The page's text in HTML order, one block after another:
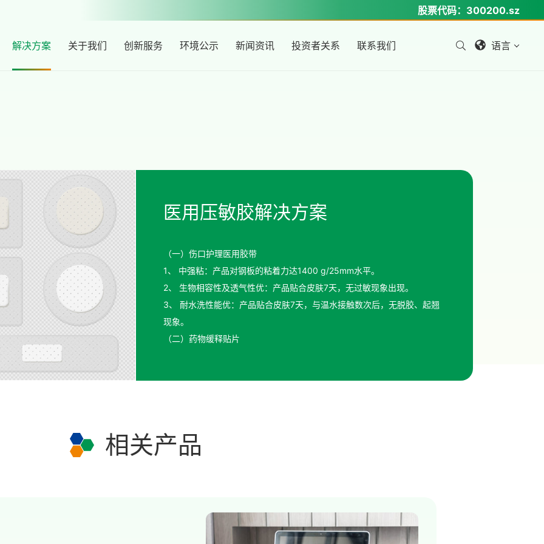
股票代码： 300200.sz
解决方案 关于我们 创新服务 环境公示 新闻资讯 投资者关系 联系我们 语言
医用压敏胶解决方案
（一）伤口护理医用胶带
1、 中强粘：产品对钢板的粘着力达1400 g/25mm水平。
2、 生物相容性及透气性优：产品贴合皮肤7天，无过敏现象出现。
3、 耐水洗性能优：产品贴合皮肤7天，与温水接触数次后，无脱胶、起翘
现象。
（二）药物缓释贴片
相关产品